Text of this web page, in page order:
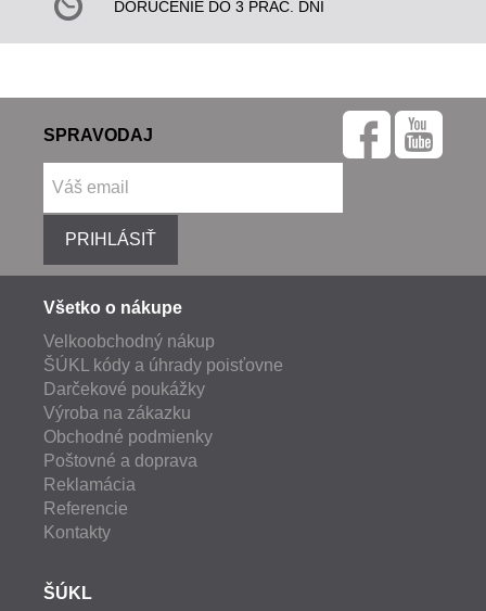
DORUČENIE DO 3 PRAC. DNÍ
SPRAVODAJ
PRIHLÁSIŤ
Všetko o nákupe
Velkoobchodný nákup
ŠÚKL kódy a úhrady poisťovne
Darčekové poukážky
Výroba na zákazku
Obchodné podmienky
Poštovné a doprava
Reklamácia
Referencie
Kontakty
ŠÚKL